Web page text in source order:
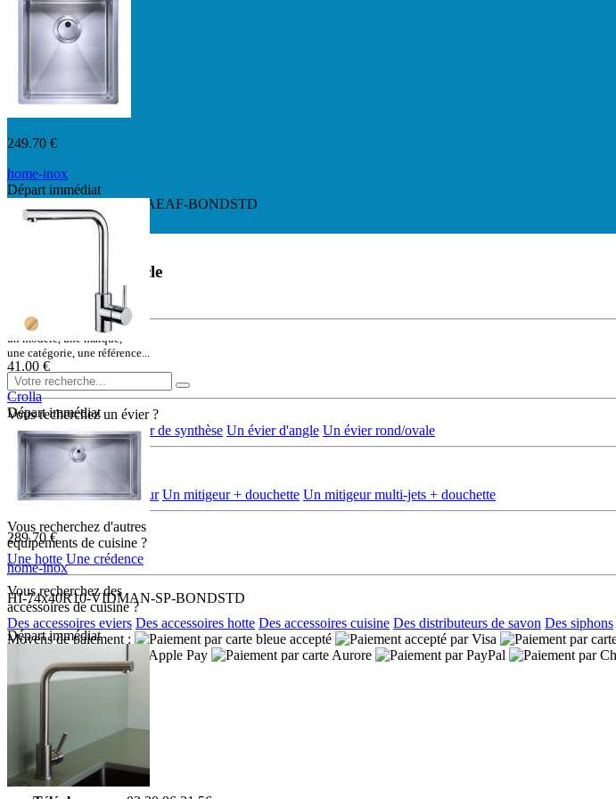
249.70 €
home-inox
HI-34x40R10-VAUTO-AEAF-BONDSTD
Départ immédiat
41.00 €
Crolla
Départ immédiat
289.70 €
home-inox
HI-74x40R10-VIDMAN-SP-BONDSTD
Départ immédiat
Départ immédiat
Rechercher un article
ou une référence
un modèle, une marque,
une catégorie, une référence...
Vous recherchez un évier ?
Un évier en inox Un évier de synthèse Un évier d'angle Un évier rond/ovale
Vous recherchez
Un mélangeur Un mitigeur Un mitigeur + douchette Un mitigeur multi-jets + douchette
Vous recherchez d'autres
équipements de cuisine ?
Une hotte Une crédence
Vous recherchez des
accéssoires de cuisine ?
Des accessoires eviers Des accessoires hotte Des accessoires cuisine Des distributeurs de savon Des siphons
Moyens de paiement :
Nous contacter
Boulevard de l'Odet
Village des artisans
35740 PACE